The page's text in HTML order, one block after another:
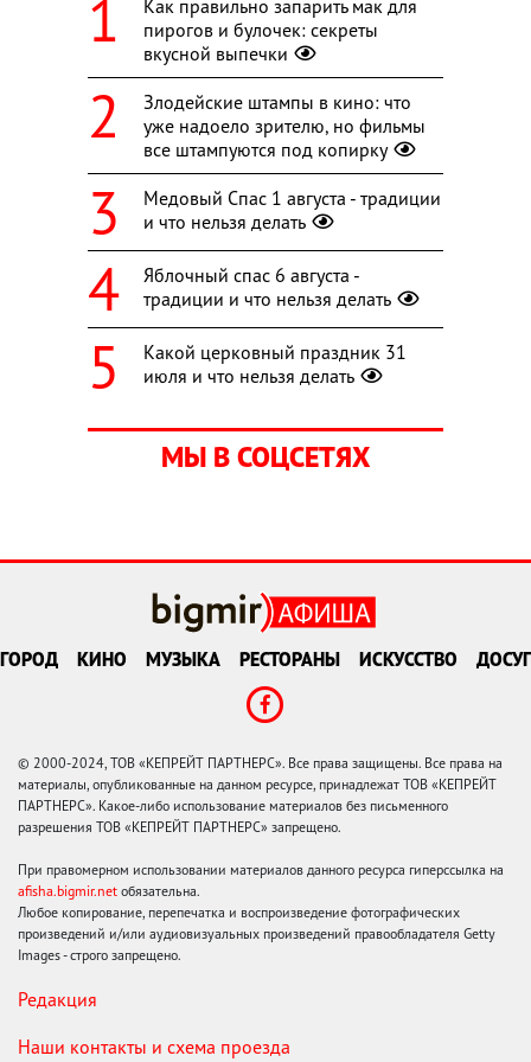
Как правильно запарить мак для
пирогов и булочек: секреты
вкусной выпечки
Злодейские штампы в кино: что
уже надоело зрителю, но фильмы
все штампуются под копирку
Медовый Спас 1 августа - традиции
и что нельзя делать
Яблочный спас 6 августа -
традиции и что нельзя делать
Какой церковный праздник 31
июля и что нельзя делать
МЫ В СОЦСЕТЯХ
ГОРОД КИНО МУЗЫКА РЕСТОРАНЫ ИСКУССТВО ДОСУГ
© 2000-2024, ТОВ «КЕПРЕЙТ ПАРТНЕРС». Все права защищены. Все права на
материалы, опубликованные на данном ресурсе, принадлежат ТОВ «КЕПРЕЙТ
ПАРТНЕРС». Какое-либо использование материалов без письменного
разрешения ТОВ «КЕПРЕЙТ ПАРТНЕРС» запрещено.
При правомерном использовании материалов данного ресурса гиперссылка на
afisha.bigmir.net обязательна.
Любое копирование, перепечатка и воспроизведение фотографических
произведений и/или аудиовизуальных произведений правообладателя Getty
Images - строго запрещено.
Редакция
Наши контакты и схема проезда